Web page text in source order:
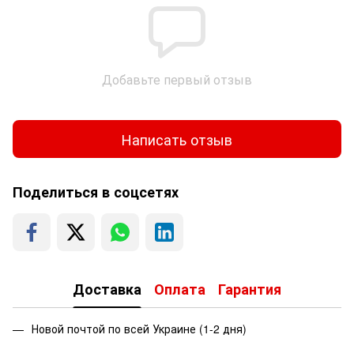
Добавьте первый отзыв
Написать отзыв
Поделиться в соцсетях
Доставка Оплата Гарантия
Новой почтой по всей Украине (1-2 дня)